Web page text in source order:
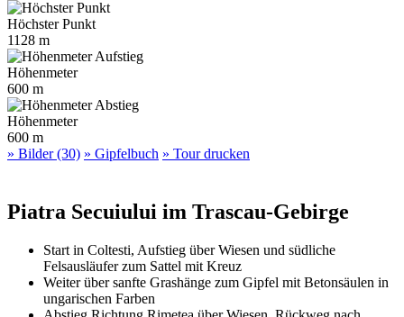
Höchster Punkt
1128 m
Höhenmeter
600 m
Höhenmeter
600 m
» Bilder (30) » Gipfelbuch » Tour drucken
Piatra Secuiului im Trascau-Gebirge
Start in Coltesti, Aufstieg über Wiesen und südliche
Felsausläufer zum Sattel mit Kreuz
Weiter über sanfte Grashänge zum Gipfel mit Betonsäulen in
ungarischen Farben